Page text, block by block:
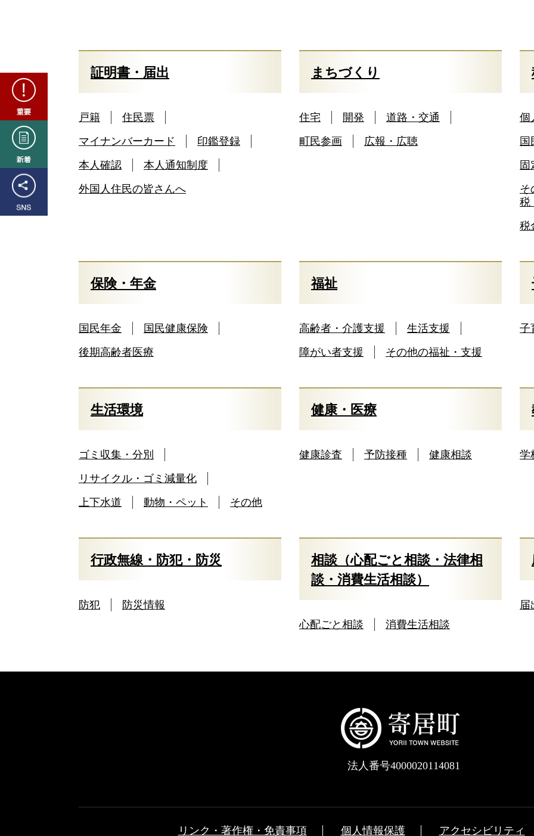
SNS
証明書・届出
戸籍
住民票
マイナンバーカード
印鑑登録
本人確認
本人通知制度
外国人住民の皆さんへ
まちづくり
住宅 開発
道路・交通
町民参画
広報・広聴
個
固
そ
税
税
保険・年金
国民年金
国民健康保険
後期高齢者医療
福祉
高齢者・介護支援
生活支援
障がい者支援
その他の福祉・支援
子
生活環境
ゴミ収集・分別
リサイクル・ゴミ減量化
上下水道
動物・ペット その他
健康・医療
健康診査 予防接種 健康相談 学
行政無線・防犯・防災
防犯 防災情報
相談（心配ごと相談・法律相
談・消費生活相談）
心配ごと相談 消費生活相談
届
法人番号4000020114081
リンク・著作権・免責事項 個人情報保護 アクセシビリティ